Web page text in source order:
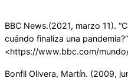
BBC News.(2021, marzo 11).
cuándo finaliza una
<https://www.bbc.com/
Bonfil Olivera, Martín. (2009,